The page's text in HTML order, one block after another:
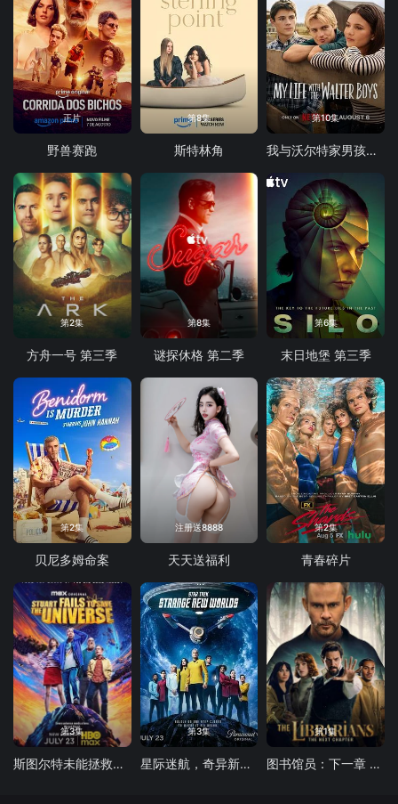
正片
野兽赛跑
第8集
斯特林角
第10集
我与沃尔特家男孩的生活 第三季
第2集
方舟一号 第三季
第8集
谜探休格 第二季
第6集
末日地堡 第三季
第2集
贝尼多姆命案
注册送8888
天天送福利
第2集
青春碎片
第3集
斯图尔特未能拯救宇宙
第3集
星际迷航，奇异新世界第四季
第1集
图书馆员：下一章 第二季